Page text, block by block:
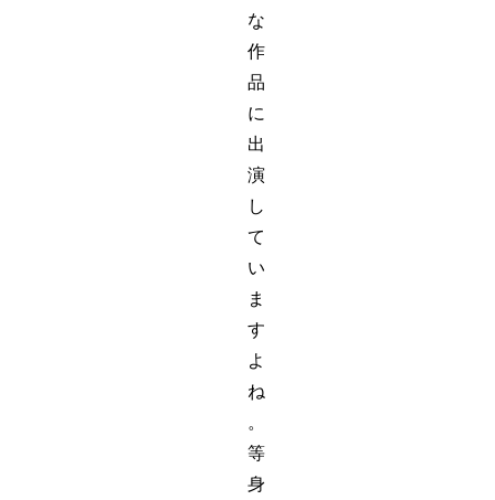
な
作
品
に
出
演
し
て
い
ま
す
よ
ね
。
等
身